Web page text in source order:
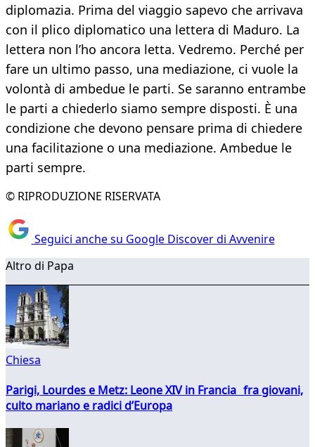
diplomazia. Prima del viaggio sapevo che arrivava
con il plico diplomatico una lettera di Maduro. La
lettera non l’ho ancora letta. Vedremo. Perché per
fare un ultimo passo, una mediazione, ci vuole la
volontà di ambedue le parti. Se saranno entrambe
le parti a chiederlo siamo sempre disposti. È una
condizione che devono pensare prima di chiedere
una facilitazione o una mediazione. Ambedue le
parti sempre.
© RIPRODUZIONE RISERVATA
Seguici anche su Google Discover di Avvenire
Altro di Papa
Chiesa
Parigi, Lourdes e Metz: Leone XIV in Francia fra giovani,
culto mariano e radici d’Europa